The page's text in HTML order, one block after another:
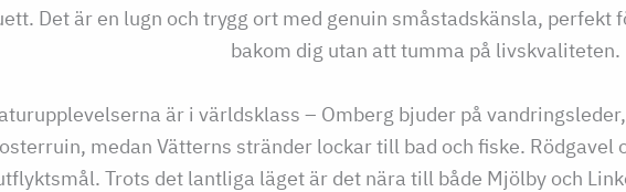
Det är en lugn och trygg ort med genuin småstadskänsla, perfekt
bakom dig utan att tumma på livskvaliteten.
är i världsklass – Omberg bjuder på
medan Vätterns stränder lockar till bad och fiske. Rödgavel
Trots det lantliga läget är det nära till både Mjölby och